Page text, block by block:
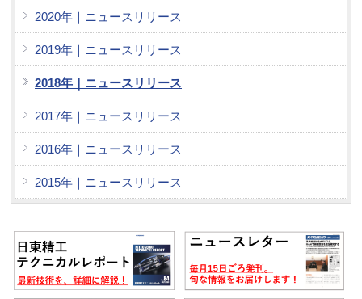
2020年｜ニュースリリース
2019年｜ニュースリリース
2018年｜ニュースリリース
2017年｜ニュースリリース
2016年｜ニュースリリース
2015年｜ニュースリリース